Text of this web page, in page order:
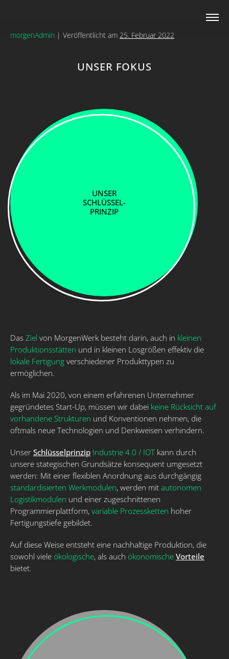
morgenAdmin | Veröffentlicht am 25. Februar 2022
UNSER FOKUS
UNSER
SCHLÜSSEL-
PRINZIP
Das Ziel von MorgenWerk besteht darin, auch in kleinen
Produktionsstätten und in kleinen Losgrößen effektiv die
lokale Fertigung verschiedener Produkttypen zu
ermöglichen.
Als im Mai 2020, von einem erfahrenen Unternehmer
gegründetes Start-Up, müssen wir dabei keine Rücksicht auf
vorhandene Strukturen und Konventionen nehmen, die
oftmals neue Technologien und Denkweisen verhindern.
Unser Schlüsselprinzip Industrie 4.0 / IOT kann durch
unsere stategischen Grundsätze konsequent umgesetzt
werden: Mit einer flexiblen Anordnung aus durchgängig
standardisierten Werkmodulen, werden mit autonomen
Logistikmodulen und einer zugeschnittenen
Programmierplattform, variable Prozessketten hoher
Fertigungstiefe gebildet.
Auf diese Weise entsteht eine nachhaltige Produktion, die
sowohl viele ökologische, als auch ökonomische Vorteile
bietet.